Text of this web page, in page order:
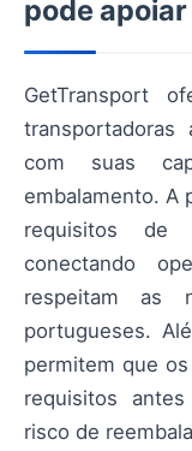
pode
GetTransport
transportadoras
com suas
embalamento. A
requisitos de
conectando
respeitam as
portugueses.
permitem que
requisitos
risco de